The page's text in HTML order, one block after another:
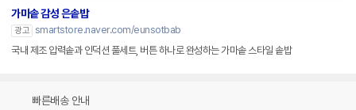
가마솥 감성 은솥밥
광고 smartstore.naver.com/eunsotbab
국내 제조 압력솥과 인덕션 풀세트, 버튼 하나로 완성하는 가마솥 스타일 솥밥
빠른배송 안내